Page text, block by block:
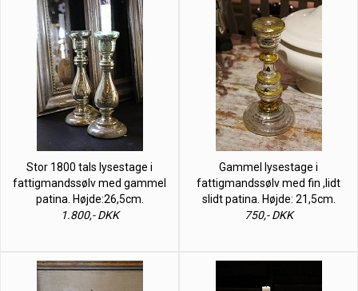
Stor 1800 tals lysestage i
fattigmandssølv med gammel
patina. Højde:26,5cm.
1.800,- DKK
Gammel lysestage i
fattigmandssølv med fin ,lidt
slidt patina. Højde: 21,5cm.
750,- DKK